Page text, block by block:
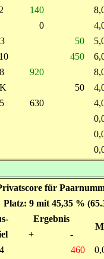
140
0
3 50
450
8 920
K 50
5 630
für
Platz: 9 mit 45,35 %
Ergebnis
+
-
4 460